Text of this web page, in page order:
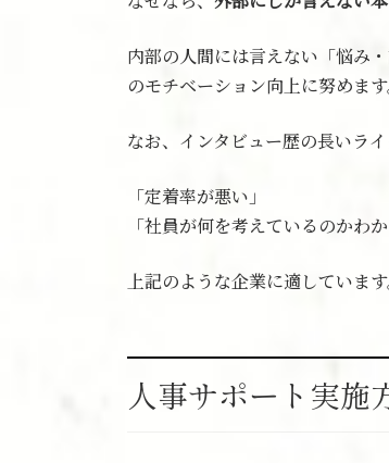
内部の人間には言えない「悩み
のモチベーション向上に努めます
なお、インタビュー歴の長いラ
「定着率が悪い」
「社員が何を考えているのかわか
上記のような企業に適しています
人事サポート実施